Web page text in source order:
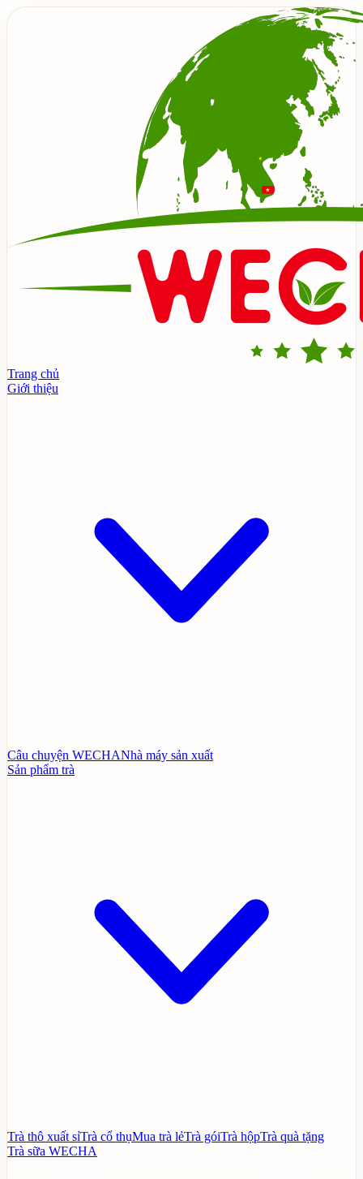
Trang chủ
Giới thiệu
Câu chuyện WECHANhà máy sản xuất
Sản phẩm trà
Trà thô xuất sỉTrà cổ thụMua trà lẻTrà góiTrà hộpTrà quà tặng
Trà sữa WECHA